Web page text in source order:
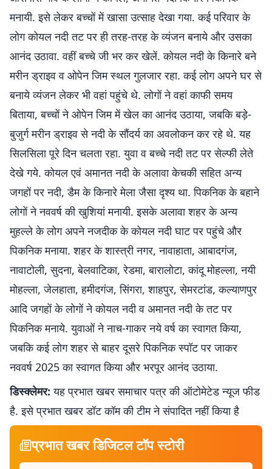
मनायी. इसे लेकर बच्चों में खासा उत्साह देखा गया. कई परिवार के
लोग कोयल नदी तट पर ही तरह-तरह के व्यंजन बनाये और उसका
आनंद उठावा. वहीं बच्चे जी भर कर खेलें. कोयल नदी के किनारे बने
मरीन ड्राइव व ओपेन जिम स्थल गुलजार रहा. कई लोग अपने घर से
बनाये व्यंजन लेकर भी वहां पहुंचे थे. लोगों ने वहां काफी समय
बिताया, बच्चों ने ओपेन जिम में खेल का आनंद उठाया, जबकि बड़े-
बुजुर्ग मरीन ड्राइव से नदी के सौंदर्य का अवलोकन कर रहे थे. यह
सिलसिला पूरे दिन चलता रहा. युवा व बच्चे नदी तट पर सेल्फी लेते
देखे गये. कोयल एवं अमानत नदी के अलावा केचकी सहित अन्य
जगहों पर नदी, डैम के किनारे मेला जैसा दृश्य था. पिकनिक के बहाने
लोगों ने नववर्ष की खुशियां मनायी. इसके अलावा शहर के अन्य
मुहल्ले के लोग अपने नजदीक के कोयल नदी घाट पर पहुंचे और
पिकनिक मनाया. शहर के शास्त्री नगर, नावाहाता, आबादगंज,
नावाटोली, सुदना, बेलवाटिका, रेडमा, बारालोटा, कांदू मोहल्ला, नयी
मोहल्ला, जेलहाता, हमीदगंज, सिंगरा, शाहपुर, सेमरटांड, कल्याणपुर
आदि जगहों के लोगों ने कोयल नदी व अमानत नदी के तट पर
पिकनिक मनाये. युवाओं ने नाच-गाकर नये वर्ष का स्वागत किया,
जबकि कई लोग शहर से बाहर दूसरे पिकनिक स्पॉट पर जाकर
नववर्ष 2025 का स्वागत किया और भरपूर आनंद उठाया.
डिस्क्लेमर: यह प्रभात खबर समाचार पत्र की ऑटोमेटेड न्यूज फीड
है. इसे प्रभात खबर डॉट कॉम की टीम ने संपादित नहीं किया है
प्रभात खबर डिजिटल टॉप स्टोरी